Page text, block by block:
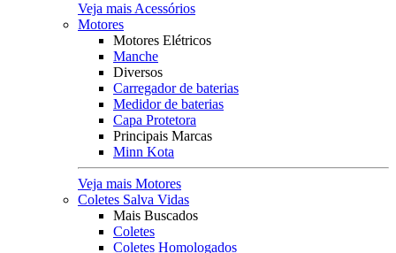
Veja mais Acessórios
Motores
Motores Elétricos
Manche
Diversos
Carregador de baterias
Medidor de baterias
Capa Protetora
Principais Marcas
Minn Kota
Veja mais Motores
Coletes Salva Vidas
Mais Buscados
Coletes
Coletes Homologados